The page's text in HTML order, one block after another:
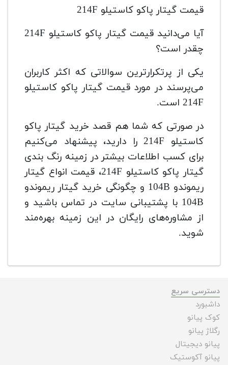
قیمت گیتار پاکو کاستیلو 214F
آیا می‌دانید قیمت گیتار پاکو کاستیلو 214F
چقدر است؟
یکی از پرتکرارترین سوالاتی که اکثر کاربران
می‌پرسند در مورد قیمت گیتار پاکو کاستیلو
214F است.
در صورتی که شما هم قصد خرید گیتار پاکو
کاستیلو 214F را دارید، پیشنهاد می‌کنیم
برای کسب اطلاعات بیشتر در زمینه رنگ بندی
گیتار پاکو کاستیلو 214F، قیمت انواع گیتار
ریموندو 104B و چگونگی خرید گیتار ریموندو
104B با پشتیبانی سایت در تماس باشید و
از مشاوره‌های رایگان در این زمینه بهره‌مند
شوید.
دسترسی سریع
داشبورد
کوک پیانو
رگلاژ پیانو
پیانو دیجیتال
پیانو آکوستیک